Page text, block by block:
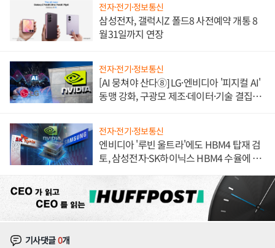
전자·전기·정보통신
삼성전자, 갤럭시Z 폴드8 사전예약 개통 8
월31일까지 연장
전자·전기·정보통신
[AI 뭉쳐야 산다⑧] LG·엔비디아 '피지컬 AI'
동맹 강화, 구광모 제조·데이터·기술 결집
전자·전기·정보통신
엔비디아 '루빈 울트라'에도 HBM4 탑재 검
토, 삼성전자·SK하이닉스 HBM4 수율에 주
기사댓글0개